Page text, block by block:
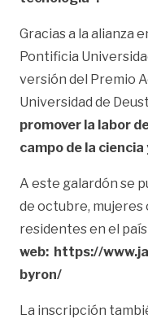
Gracias a la alianza
Pontificia
versión del Premio
Universidad de
promover la labor
campo de la
A este galardón se
de octubre, mujeres
residentes en el
web: https://
byron/
La inscripción